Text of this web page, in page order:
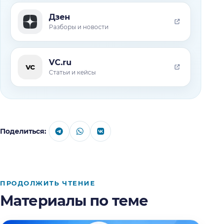
Дзен
Разборы и новости
vc VC.ru
Статьи и кейсы
Поделиться:
ПРОДОЛЖИТЬ ЧТЕНИЕ
Материалы по теме